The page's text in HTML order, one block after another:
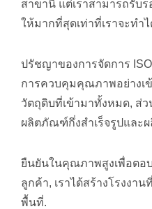
สาขานี้ แต่เราสามารถรับ
ให้มากที่สุดเท่าที่เราจะทำไ
ปรัชญาของการจัดการ
การควบคุมคุณภาพอย่างเ
วัตถุดิบที่เข้ามาทั้งหมด, ส่ว
ผลิตภัณฑ์กึ่งสำเร็จรูปและ
ยืนยันในคุณภาพสูงเพื่อตอ
ลูกค้า, เราได้สร้างโรงงา
พื้นที่.